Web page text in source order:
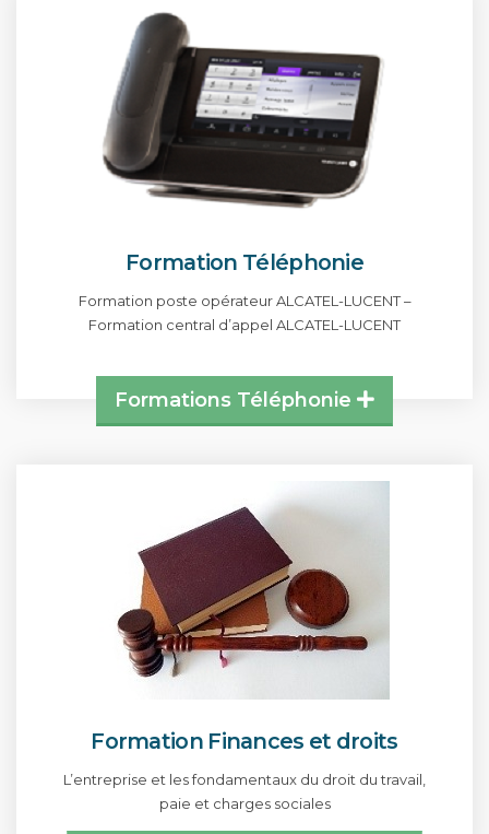
Formation Téléphonie
Formation poste opérateur ALCATEL-LUCENT –
Formation central d’appel ALCATEL-LUCENT
Formations Téléphonie
Formation Finances et droits
L’entreprise et les fondamentaux du droit du travail,
paie et charges sociales